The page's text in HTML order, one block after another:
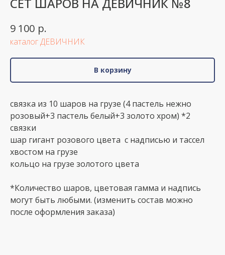
9 100 р.
каталог ДЕВИЧНИК
В корзину
связка из 10 шаров на грузе (4 пастель нежно
розовый+3 пастель белый+3 золото хром) *2
связки
шар гигант розового цвета с надписью и тассел
хвостом на грузе
кольцо на грузе золотого цвета
*Количество шаров, цветовая гамма и надпись
могут быть любыми. (изменить состав можно
после оформления заказа)